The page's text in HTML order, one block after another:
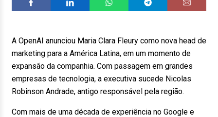
A OpenAI anunciou Maria Clara Fleury como nova head de
marketing para a América Latina, em um momento de
expansão da companhia. Com passagem em grandes
empresas de tecnologia, a executiva sucede Nicolas
Robinson Andrade, antigo responsável pela região.
Com mais de uma década de experiência no Google e